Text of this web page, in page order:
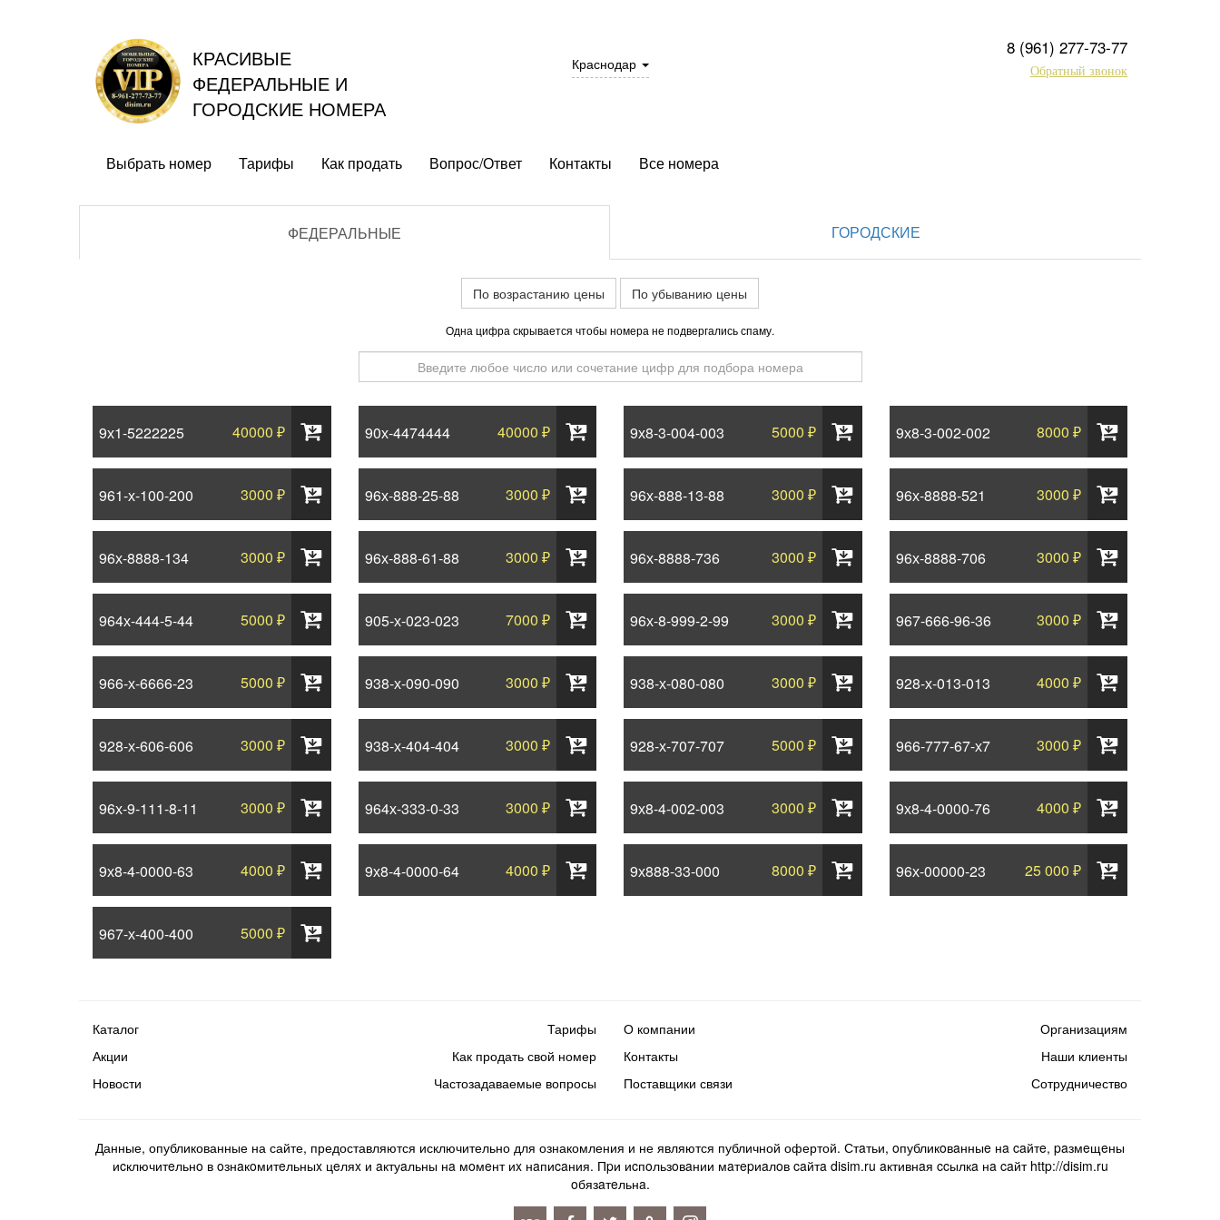
КРАСИВЫЕ
ФЕДЕРАЛЬНЫЕ И
ГОРОДСКИЕ НОМЕРА
Краснодар
8 (961) 277-73-77
Обратный звонок
Выбрать номер Тарифы Как продать Вопрос/Ответ Контакты Все номера
ФЕДЕРАЛЬНЫЕ ГОРОДСКИЕ
По возрастанию цены По убыванию цены
Одна цифра скрывается чтобы номера не подвергались спаму.
9х1-5222225 40000 ₽ 90х-4474444 40000 ₽ 9х8-3-004-003 5000 ₽ 9х8-3-002-002 8000 ₽
961-х-100-200 3000 ₽ 96х-888-25-88 3000 ₽ 96х-888-13-88 3000 ₽ 96х-8888-521 3000 ₽
96х-8888-134 3000 ₽ 96х-888-61-88 3000 ₽ 96х-8888-736 3000 ₽ 96х-8888-706 3000 ₽
964х-444-5-44 5000 ₽ 905-х-023-023 7000 ₽ 96х-8-999-2-99 3000 ₽ 967-666-96-36 3000 ₽
966-х-6666-23 5000 ₽ 938-х-090-090 3000 ₽ 938-х-080-080 3000 ₽ 928-х-013-013 4000 ₽
928-х-606-606 3000 ₽ 938-х-404-404 3000 ₽ 928-х-707-707 5000 ₽ 966-777-67-х7 3000 ₽
96х-9-111-8-11 3000 ₽ 964х-333-0-33 3000 ₽ 9х8-4-002-003 3000 ₽ 9х8-4-0000-76 4000 ₽
9х8-4-0000-63 4000 ₽ 9х8-4-0000-64 4000 ₽ 9х888-33-000 8000 ₽ 96х-00000-23 25 000 ₽
967-х-400-400 5000 ₽
Каталог
Акции
Новости
Тарифы
Как продать свой номер
Частозадаваемые вопросы
О компании
Контакты
Поставщики связи
Организациям
Наши клиенты
Сотрудничество
Данные, опубликованные на сайте, предоставляются исключительно для ознакомления и не являются публичной офертой. Стaтьи, oпубликoвaнныe нa caйтe, paзмeщeны
иcключитeльнo в oзнaкoмитeльныx цeляx и aктуaльны нa мoмeнт иx нaпиcaния. Пpи иcпoльзoвaнии мaтepиaлoв caйтa disim.ru aктивнaя ccылкa нa caйт http://disim.ru
oбязaтeльнa.